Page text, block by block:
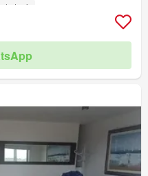
tenis